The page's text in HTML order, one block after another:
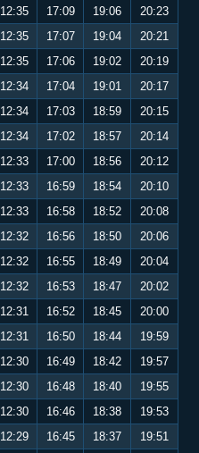
12:35 17:09 19:06
20:23
12:35 17:07 19:04
20:21
12:35 17:06 19:02
20:19
12:34 17:04 19:01
20:17
12:34 17:03 18:59
20:15
12:34 17:02 18:57
20:14
12:33 17:00 18:56
20:12
12:33 16:59 18:54
20:10
12:33 16:58 18:52
20:08
12:32 16:56 18:50
20:06
12:32 16:55 18:49
20:04
12:32 16:53 18:47
20:02
12:31 16:52 18:45
20:00
12:31 16:50 18:44
19:59
12:30 16:49 18:42
19:57
12:30 16:48 18:40
19:55
12:30 16:46 18:38
19:53
12:29 16:45 18:37
19:51